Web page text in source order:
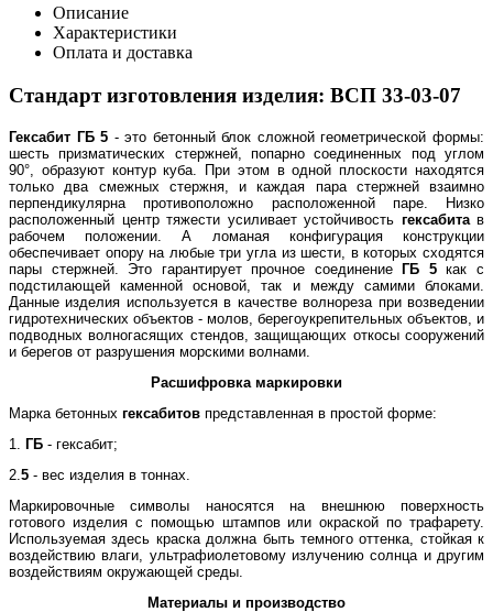
Описание
Характеристики
Оплата и доставка
Стандарт изготовления изделия: ВСП 33-03-07
Гексабит ГБ 5 - это бетонный блок сложной геометрической формы:
шесть призматических стержней, попарно соединенных под углом
90°, образуют контур куба. При этом в одной плоскости находятся
только два смежных стержня, и каждая пара стержней взаимно
перпендикулярна противоположно расположенной паре. Низко
расположенный центр тяжести усиливает устойчивость гексабитав
рабочем положении. А ломаная конфигурация конструкции
обеспечивает опору на любые три угла из шести, в которых сходятся
пары стержней. Это гарантирует прочное соединение
ГБ 5как с
подстилающей каменной основой, так и между самими блоками.
Данные изделия используется в качестве волнореза при возведении
гидротехнических объектов - молов, берегоукрепительных объектов, и
подводных волногасящих стендов, защищающих откосы сооружений
и берегов от разрушения морскими волнами.
Расшифровка маркировки
Марка бетонных гексабитов представленная в простой форме:
1.
ГБ - гексабит;
2. 5 - вес изделия в тоннах.
Маркировочные символы наносятся на внешнюю поверхность
готового изделия с помощью штампов или окраской по трафарету.
Используемая здесь краска должна быть темного оттенка, стойкая к
воздействию влаги, ультрафиолетовому излучению солнца и другим
воздействиям окружающей среды.
Материалы и производство